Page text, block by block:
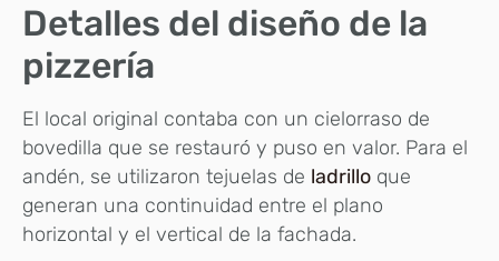
Detalles del diseño de la
pizzería
El local original contaba con un cielorraso de
bovedilla que se restauró y puso en valor. Para el
andén, se utilizaron tejuelas de ladrillo que
generan una continuidad entre el plano
horizontal y el vertical de la fachada.